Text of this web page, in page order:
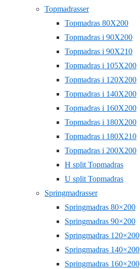
Topmadrasser
Topmadras 80X200
Topmadras i 90X200
Topmadras i 90X210
Topmadras i 105X200
Topmadras i 120X200
Topmadras i 140X200
Topmadras i 160X200
Topmadras i 180X200
Topmadras i 180X210
Topmadras i 200X200
H split Topmadras
U split Topmadras
Springmadrasser
Springmadras 80×200
Springmadras 90×200
Springmadras 120×200
Springmadras 140×200
Springmadras 160×200